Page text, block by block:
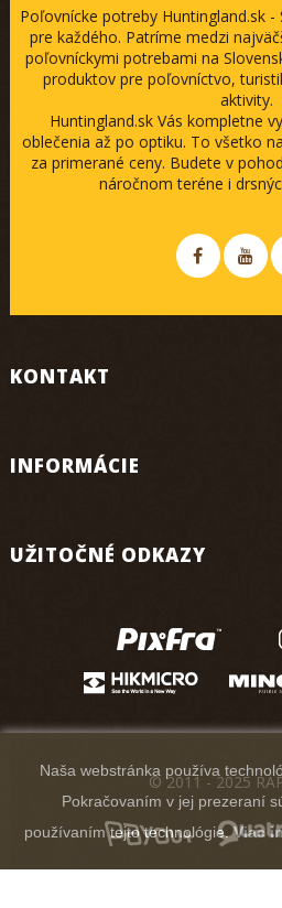
Poľovnícke potreby Huntingland.sk
pre každého. Patríme medzi
poľovníckymi potrebami na
produktov pre poľovníctvo,
aktivity.
Huntingland.sk Vás kompletne
oblečenia až po optiku. To všetko
za primerané ceny. Budete v
náročnom teréne i
KONTAKT
INFORMÁCIE
UŽITOČNÉ ODKAZY
Naša webstránka používa
Pokračovaním v jej prezeraní
používaním tejto technológie.Viac
© 2011 - 2025